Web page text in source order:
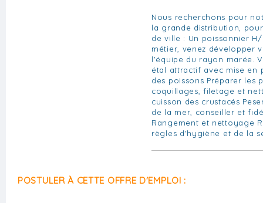
Nous recherchons pour
la grande distribution,
de ville : Un poissonnier
métier, venez développer
l'équipe du rayon marée.
étal attractif avec mise en
des poissons Préparer les
coquillages, filetage et
cuisson des crustacés
de la mer, conseiller et
Rangement et nettoyage
règles d'hygiène et de la
POSTULER À CETTE OFFRE D'EMPLOI :